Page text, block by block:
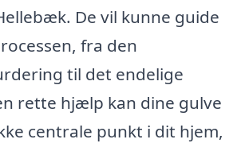
De vil kunne guide
fra den
til det endelige
rette hjælp kan dine gulve
centrale punkt i dit hjem,